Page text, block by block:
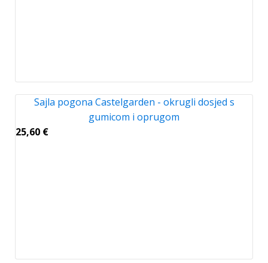
Sajla pogona Castelgarden - okrugli dosjed s
gumicom i oprugom
25,60 €